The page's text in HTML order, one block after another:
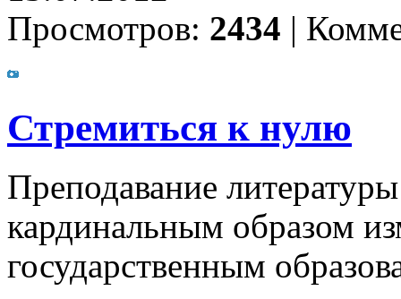
Просмотров: 2434 |
Стремиться к нулю
Преподавание
кардинальным образом
государственным